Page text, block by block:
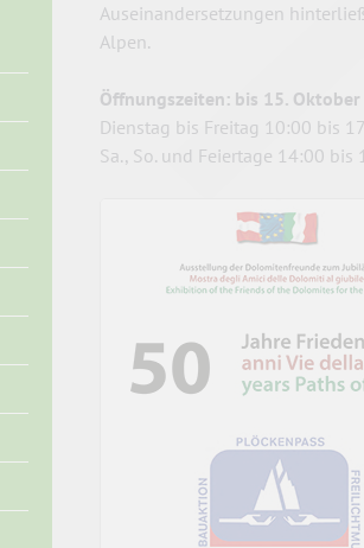
Auseinandersetzungen
Alpen.
Öffnungszeiten: bis 15. Oktober
Dienstag bis Freitag 10:00 bis
Sa., So. und Feiertage 14:00 bis